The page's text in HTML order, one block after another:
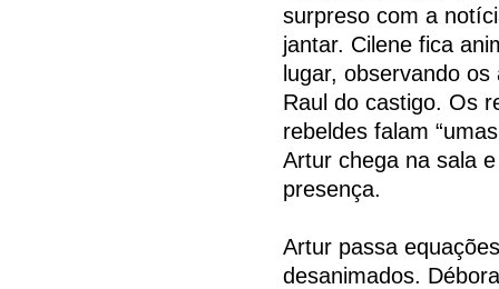
surpreso com a
jantar. Cilene fica
lugar, observando
Raul do castigo. Os
rebeldes falam
Artur chega na sala
presença.
Artur passa
desanimados.